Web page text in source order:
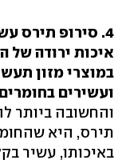
4. סירופ תירס
איכות ירודה של
במוצרי מזון
ועשירים
והחשובה ביותר
תירס, היא
באיכותו, עשיר